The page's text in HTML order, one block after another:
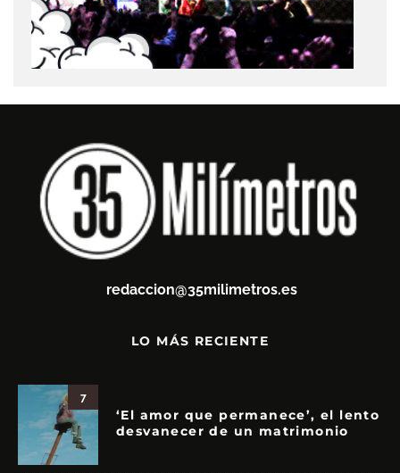
redaccion@35milimetros.es
LO MÁS RECIENTE
7
‘El amor que permanece’, el lento
desvanecer de un matrimonio